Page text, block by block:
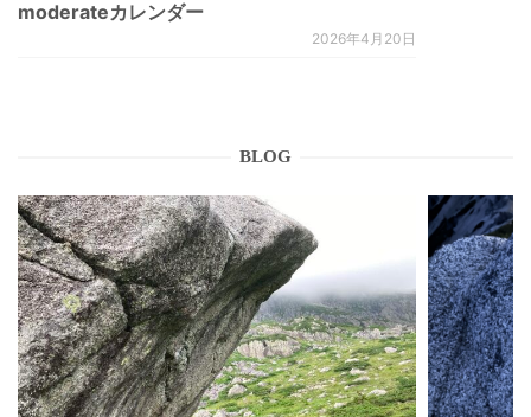
moderateカレンダー
2026年4月20日
BLOG